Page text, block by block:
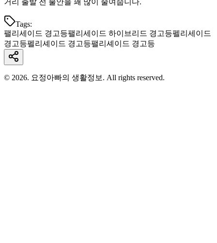
Tags:
팰리세이드 경고등팰리세이드 하이브리드 경고등펠리세이드
경고등펠리셰이드 경고등팰리셰이드 경고등
© 2026. 요정아빠의 생활정보. All rights reserved.